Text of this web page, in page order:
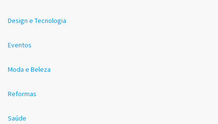
Design e Tecnologia
Eventos
Moda e Beleza
Reformas
Saúde